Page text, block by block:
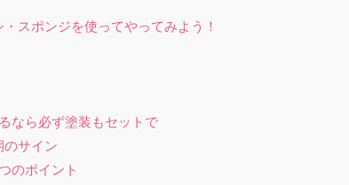
スポンジを使ってやってみよう！
なら必ず塗装もセットで
サイン
のポイント